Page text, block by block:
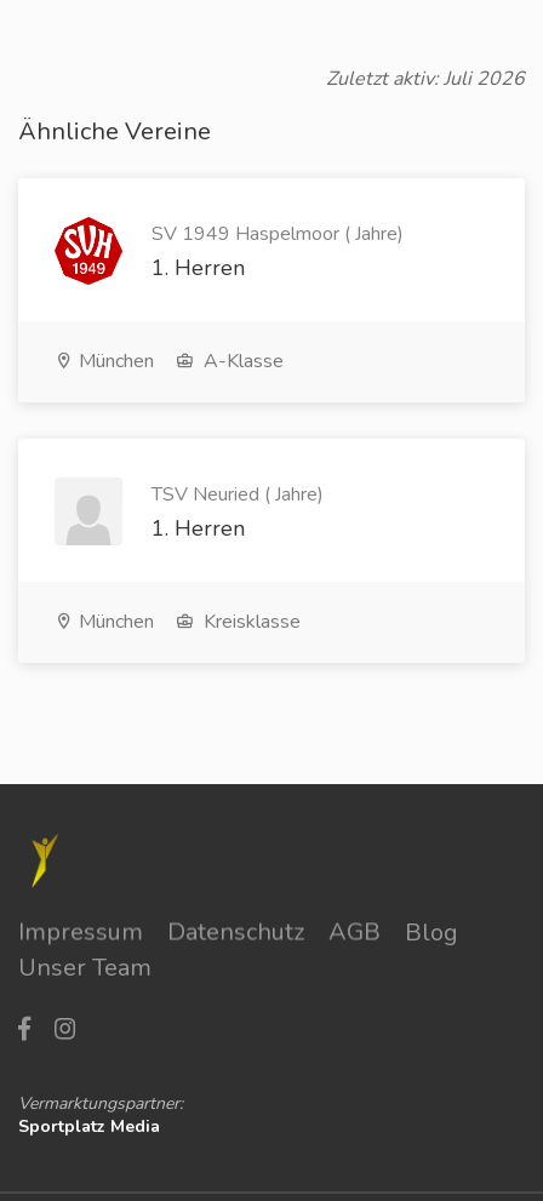
Zuletzt aktiv: Juli 2026
Ähnliche Vereine
SV 1949 Haspelmoor ( Jahre)
1. Herren
München A-Klasse
TSV Neuried ( Jahre)
1. Herren
München Kreisklasse
Impressum Datenschutz AGB
Blog
Unser Team
Vermarktungspartner:
Sportplatz Media